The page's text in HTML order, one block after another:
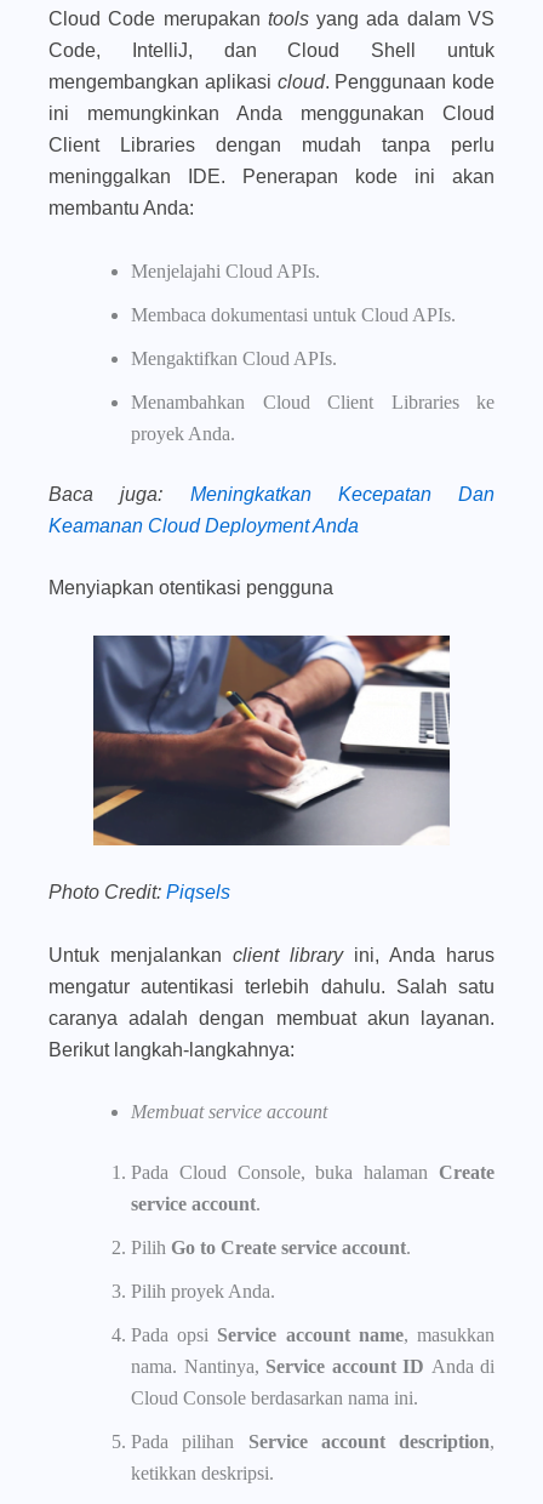
Cloud Code merupakan toolsyang ada dalam VS
Code, IntelliJ, dan Cloud Shell untuk
mengembangkan aplikasi cloud. Penggunaan kode
ini memungkinkan Anda menggunakan Cloud
Client Libraries dengan mudah tanpa perlu
meninggalkan IDE. Penerapan kode ini akan
membantu Anda:
Menjelajahi Cloud APIs.
Membaca dokumentasi untuk Cloud APIs.
Mengaktifkan Cloud APIs.
Menambahkan Cloud Client Libraries ke
proyek Anda.
Baca juga:
Meningkatkan Kecepatan Dan
Keamanan Cloud Deployment Anda
Menyiapkan otentikasi pengguna
Photo Credit: Piqsels
Untuk menjalankan client library ini, Anda harus
mengatur autentikasi terlebih dahulu. Salah satu
caranya adalah dengan membuat akun layanan.
Berikut langkah-langkahnya:
Membuat service account
Pada Cloud Console, buka halaman Create
service account.
Pilih Go to Create service account.
Pilih proyek Anda.
Pada opsi Service account name, masukkan
nama. Nantinya, Service account ID Anda di
Cloud Console berdasarkan nama ini.
Pada pilihan Service account description,
ketikkan deskripsi.